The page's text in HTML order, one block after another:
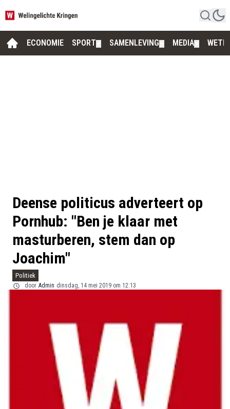
ECONOMIE SPORT SAMENLEVING MEDIA
Deense politicus adverteert op
Pornhub: "Ben je klaar met
masturberen, stem dan op
Joachim"
Politiek
door Admin dinsdag, 14 mei 2019 om 12:13